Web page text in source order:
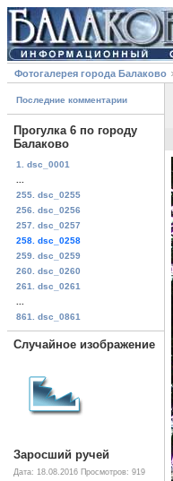
Фотогалерея города Балаково
Последние комментарии
Прогулка 6 по городу
Балаково
1. dsc_0001
255. dsc_0255
256. dsc_0256
257. dsc_0257
258. dsc_0258
259. dsc_0259
260. dsc_0260
261. dsc_0261
861. dsc_0861
Случайное изображение
Заросший ручей
Дата: 18.08.2016 Просмотров: 919